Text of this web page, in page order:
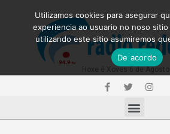
Utilizamos cookies para asegurar
experiencia ao usuario no noso
utilizando este sitio asumiremos
De acordo